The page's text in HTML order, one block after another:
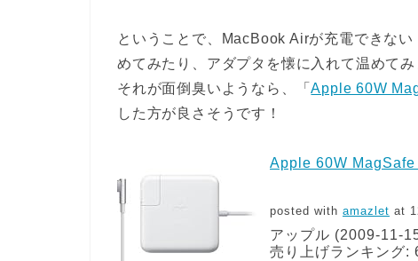
ということで、MacBook Airが充電できな
めてみたり、アダプタを懐に入れて温めてみ
それが面倒臭いようなら、「Apple 60W
した方が良さそうです！
Apple 60W
posted with amazlet at
アップル (2009-11-
売り上げランキング: